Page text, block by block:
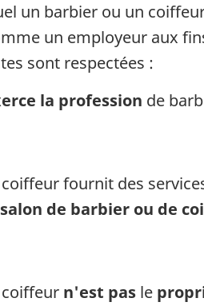
un barbier ou un
un employeur aux
sont respectées :
la profession de
fournit des
salon de barbier ou de
n'est pas le